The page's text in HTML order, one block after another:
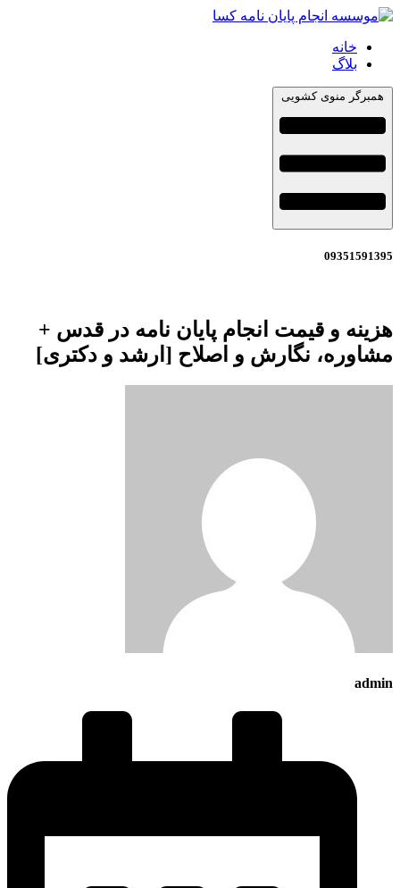
خانه
بلاگ
همبرگر منوی کشویی
09351591395
هزینه و قیمت انجام پایان نامه در قدس +
مشاوره، نگارش و اصلاح [ارشد و دکتری]
admin